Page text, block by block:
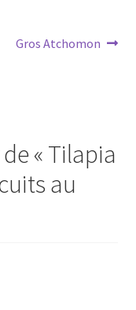
Article
Gros Atchomon
« Tilapia
au